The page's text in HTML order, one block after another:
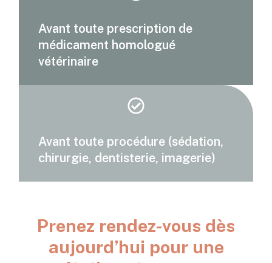
Avant toute prescription de
médicament homologué
vétérinaire
Avant toute procédure (sédation,
chirurgie, dentisterie, imagerie)
Prenez rendez-vous dès
aujourd’hui pour une